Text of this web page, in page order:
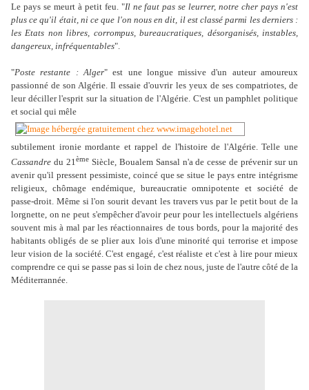
Le pays se meurt à petit feu. "Il ne faut pas se leurrer, notre cher pays n'est
plus ce qu'il était, ni ce que l'on nous en dit, il est classé parmi les derniers :
les Etats non libres, corrompus, bureaucratiques, désorganisés, instables,
dangereux, infréquentables".
"Poste restante : Alger" est une longue missive d'un auteur amoureux
passionné de son Algérie. Il essaie d'ouvrir les yeux de ses compatriotes, de
leur déciller l'esprit sur la situation de l'Algérie. C'est un pamphlet politique
et social qui mêle
subtilement ironie mordante et rappel de l'histoire de l'Algérie. Telle une
Cassandre du 21 èmeSiècle, Boualem Sansal n'a de cesse de prévenir sur un
avenir qu'il pressent pessimiste, coincé que se situe le pays entre intégrisme
religieux, chômage endémique, bureaucratie omnipotente et société de
passe-droit. Même si l'on sourit devant les travers vus par le petit bout de la
lorgnette, on ne peut s'empêcher d'avoir peur pour les intellectuels algériens
souvent mis à mal par les réactionnaires de tous bords, pour la majorité des
habitants obligés de se plier aux lois d'une minorité qui terrorise et impose
leur vision de la société. C'est engagé, c'est réaliste et c'est à lire pour mieux
comprendre ce qui se passe pas si loin de chez nous, juste de l'autre côté de la
Méditerrannée.